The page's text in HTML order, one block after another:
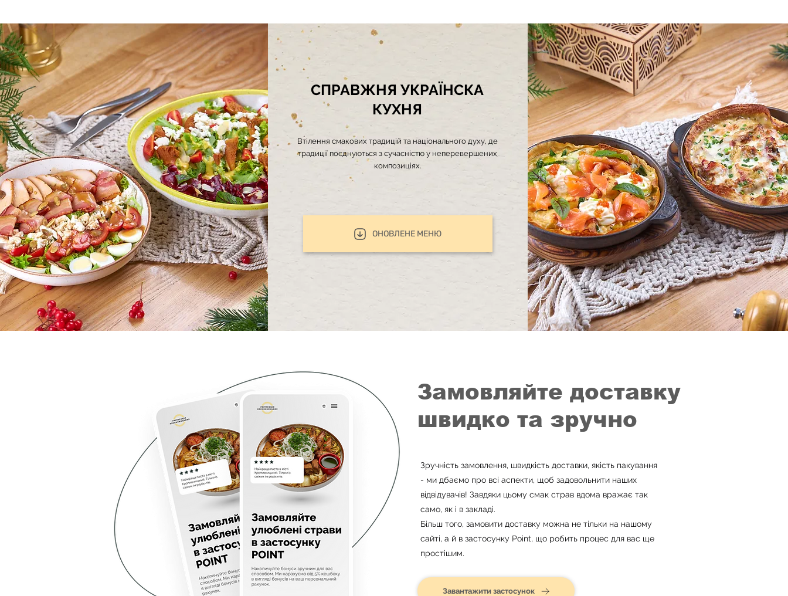
СПРАВЖНЯ УКРАЇНСКА
КУХНЯ
Втілення смакових традицій та національного духу, де
традиції поєднуються з сучасністю у неперевершених
композиціях.
ОНОВЛЕНЕ МЕНЮ
Замовляйте доставку
швидко та зручно
Зручність замовлення, швидкість доставки, якість пакування
- ми дбаємо про всі аспекти, щоб задовольнити наших
відвідувачів! Завдяки цьому смак страв вдома вражає так
само, як і в закладі.
Більш того, замовити доставку можна не тільки на нашому
сайті, а й в застосунку Point, що робить процес для вас ще
простішим.
Завантажити застосунок